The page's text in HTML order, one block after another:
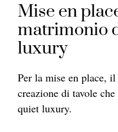
Mise en
matrimonio
luxury
Per la mise en place,
creazione di tavole
quiet luxury.